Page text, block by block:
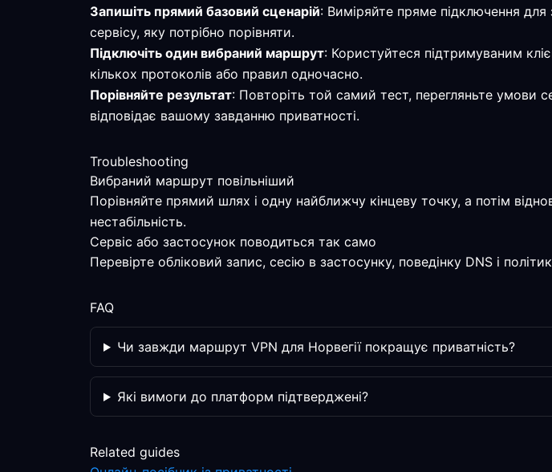
Запишіть прямий базовий сценарій: Виміряйте пряме підключення для
сервісу, яку потрібно порівняти.
Підключіть один вибраний маршрут: Користуйтеся підтримуваним
кількох протоколів або правил одночасно.
Порівняйте результат: Повторіть той самий тест, перегляньте умови
відповідає вашому завданню приватності.
Troubleshooting
Вибраний маршрут повільніший
Порівняйте прямий шлях і одну найближчу кінцеву точку, а потім
нестабільність.
Сервіс або застосунок поводиться так само
Перевірте обліковий запис, сесію в застосунку, поведінку DNS і
FAQ
Чи завжди маршрут VPN для Норвегії покращує приватність?
Які вимоги до платформ підтверджені?
Related guides